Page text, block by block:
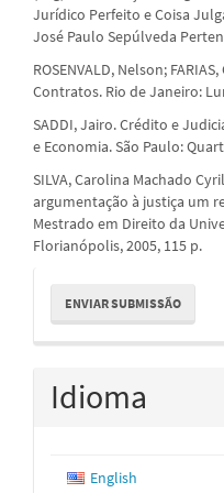
Jurídico Perfeito e Coisa
José Paulo Sepúlveda
ROSENVALD, Nelson;
Contratos. Rio de Janeiro:
SADDI, Jairo. Crédito e
e Economia. São Paulo:
SILVA, Carolina Machado
argumentação à justiça um
Mestrado em Direito da
Florianópolis, 2005, 115 p.
Enviar
Submissão
ENVIAR SUBMISSÃO
Idioma
English